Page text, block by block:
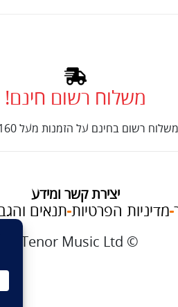
משלוח רשום חינם!
משלוח רשום בחינם על הזמנות מעל 160 ש"ח.
יצירת קשר ומידע
מדיניות הפרטיות תנאים
© Tenor Music Ltd